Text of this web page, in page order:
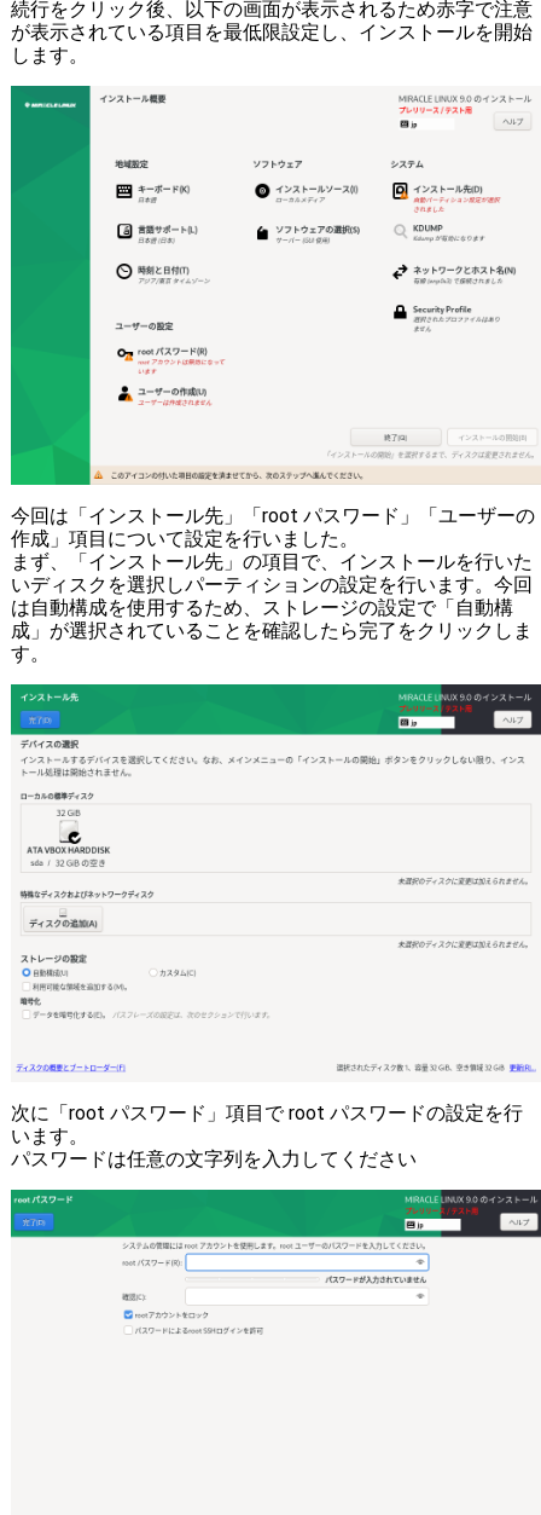
続行をクリック後、以下の画面が表示されるため赤字で注意
が表示されている項目を最低限設定し、インストールを開始
します。
今回は「インストール先」「root パスワード」「ユーザーの
作成」項目について設定を行いました。
まず、「インストール先」の項目で、インストールを行いた
いディスクを選択しパーティションの設定を行います。今回
は自動構成を使用するため、ストレージの設定で「自動構
成」が選択されていることを確認したら完了をクリックしま
す。
次に「root パスワード」項目で root パスワードの設定を行
います。
パスワードは任意の文字列を入力してください